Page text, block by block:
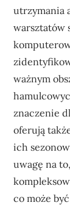
utrzymania
warsztatów
ważnym
znaczenie
oferują
ich
uwagę na
co może